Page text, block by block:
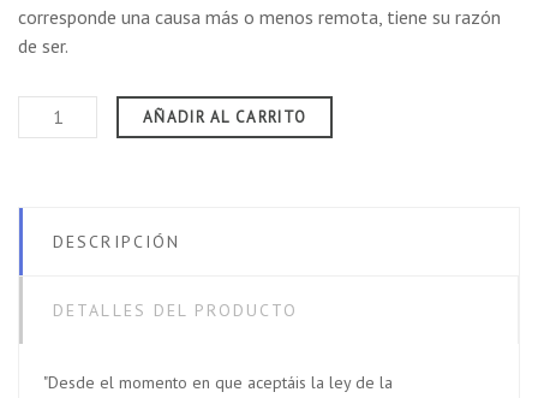
corresponde una causa más o menos remota, tiene su razón
de ser.
AÑADIR AL CARRITO
DESCRIPCIÓN
DETALLES DEL PRODUCTO
"Desde el momento en que aceptáis la ley de la